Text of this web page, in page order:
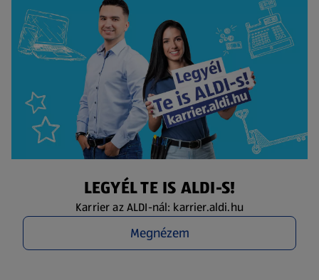
LEGYÉL TE IS ALDI-S!
Karrier az ALDI-nál: karrier.aldi.hu
Megnézem